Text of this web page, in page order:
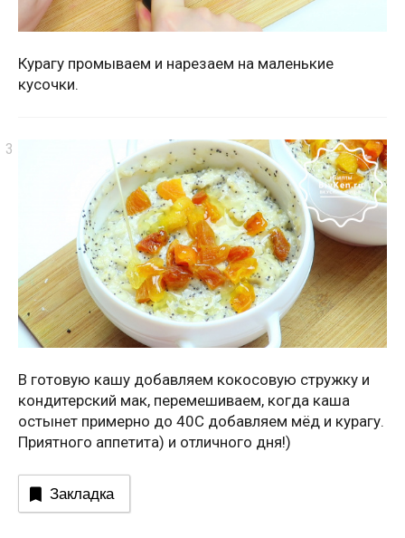
Курагу промываем и нарезаем на маленькие
кусочки.
В готовую кашу добавляем кокосовую стружку и
кондитерский мак, перемешиваем, когда каша
остынет примерно до 40С добавляем мёд и курагу.
Приятного аппетита) и отличного дня!)
Закладка